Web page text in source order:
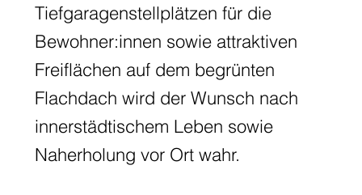
Tiefgaragenstellplätzen für die
Bewohner:innen sowie attraktiven
Freiflächen auf dem begrünten
Flachdach wird der Wunsch nach
innerstädtischem Leben sowie
Naherholung vor Ort wahr.